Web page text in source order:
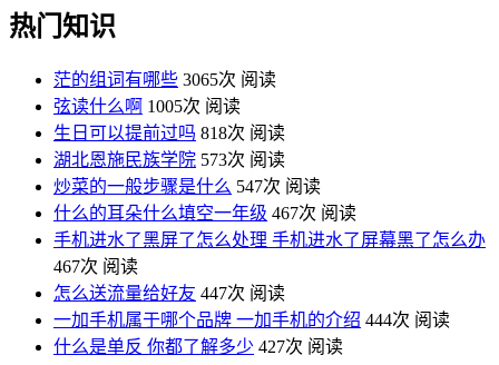
热门知识
茫的组词有哪些 3065次 阅读
弦读什么啊 1005次 阅读
生日可以提前过吗 818次 阅读
湖北恩施民族学院 573次 阅读
炒菜的一般步骤是什么 547次 阅读
什么的耳朵什么填空一年级 467次 阅读
手机进水了黑屏了怎么处理 手机进水了屏幕黑了怎么办
467次 阅读
怎么送流量给好友 447次 阅读
一加手机属于哪个品牌 一加手机的介绍 444次 阅读
什么是单反 你都了解多少 427次 阅读